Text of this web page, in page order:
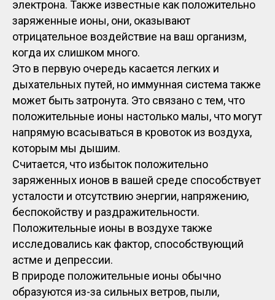
электрона. Также известные как положительно
заряженные ионы, они, оказывают
отрицательное воздействие на ваш организм,
когда их слишком много.
Это в первую очередь касается легких и
дыхательных путей, но иммунная система также
может быть затронута. Это связано с тем, что
положительные ионы настолько малы, что могут
напрямую всасываться в кровоток из воздуха,
которым мы дышим.
Считается, что избыток положительно
заряженных ионов в вашей среде способствует
усталости и отсутствию энергии, напряжению,
беспокойству и раздражительности.
Положительные ионы в воздухе также
исследовались как фактор, способствующий
астме и депрессии.
В природе положительные ионы обычно
образуются из-за сильных ветров, пыли,